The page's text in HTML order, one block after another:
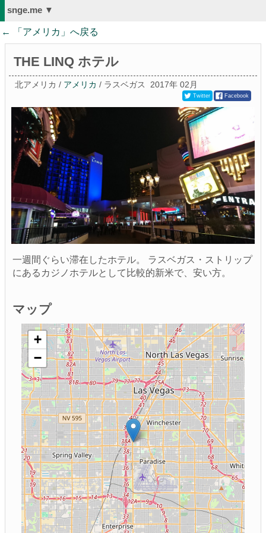
snge.me ▼
← 「 アメリカ 」へ戻る
THE LINQ ホテル
北アメリカ / アメリカ / ラスベガス 2017年 02月
Twitter Facebook
一週間ぐらい滞在したホテル。 ラスベガス・ストリップ
にあるカジノホテルとして比較的新米で、安い方。
マップ
+
−